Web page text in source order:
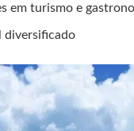
em turismo e
diversificado